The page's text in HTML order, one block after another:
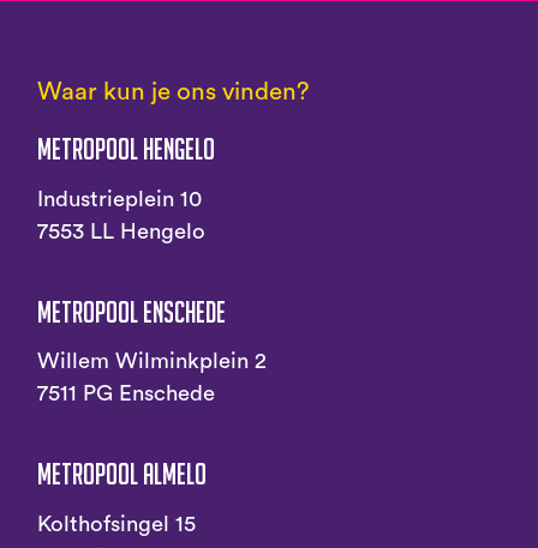
Waar kun je ons vinden?
Metropool Hengelo
Industrieplein 10
7553 LL Hengelo
Metropool Enschede
Willem Wilminkplein 2
7511 PG Enschede
Metropool Almelo
Kolthofsingel 15